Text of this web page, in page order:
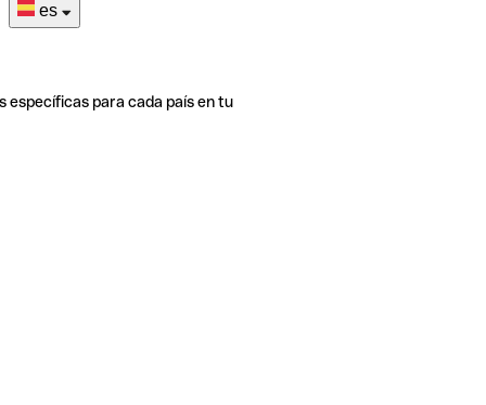
es
específicas para cada país en tu